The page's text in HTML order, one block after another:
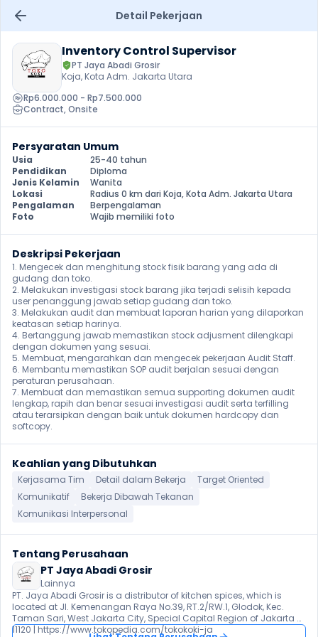
Detail Pekerjaan
Inventory Control Supervisor
PT Jaya Abadi Grosir
Koja, Kota Adm. Jakarta Utara
Rp6.000.000 - Rp7.500.000
Contract, Onsite
Persyaratan Umum
Usia
25-40 tahun
Pendidikan
Diploma
Jenis Kelamin
Wanita
Lokasi
Radius 0 km dari Koja, Kota Adm. Jakarta Utara
Pengalaman
Berpengalaman
Foto
Wajib memiliki foto
Deskripsi Pekerjaan
1. Mengecek dan menghitung stock fisik barang yang ada di
gudang dan toko.
2. Melakukan investigasi stock barang jika terjadi selisih kepada
user penanggung jawab setiap gudang dan toko.
3. Melakukan audit dan membuat laporan harian yang dilaporkan
keatasan setiap harinya.
4. Bertanggung jawab memastikan stock adjusment dilengkapi
dengan dokumen yang sesuai.
5. Membuat, mengarahkan dan mengecek pekerjaan Audit Staff.
6. Membantu memastikan SOP audit berjalan sesuai dengan
peraturan perusahaan.
7. Membuat dan memastikan semua supporting dokumen audit
lengkap, rapih dan benar sesuai investigasi audit serta terfilling
atau terarsipkan dengan baik untuk dokumen hardcopy dan
softcopy.
Keahlian yang Dibutuhkan
Kerjasama Tim Detail dalam Bekerja
Target Oriented
Komunikatif
Bekerja Dibawah Tekanan
Komunikasi Interpersonal
Tentang Perusahaan
PT Jaya Abadi Grosir
Lainnya
PT. Jaya Abadi Grosir is a distributor of kitchen spices, which is
located at Jl. Kemenangan Raya No.39, RT.2/RW.1, Glodok, Kec.
Taman Sari, West Jakarta City, Special Capital Region of Jakarta
11120 | https://www.tokopedia.com/tokokoki-ja